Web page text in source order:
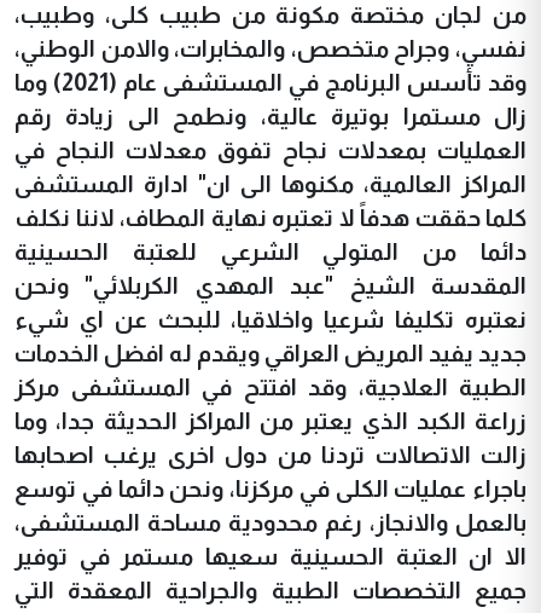
من لجان مختصة مكونة من طبيب كلى، وطبيب،
نفسي، وجراح متخصص، والمخابرات، والامن الوطني،
وقد تأسس البرنامج في المستشفى عام (2021) وما
زال مستمرا بوتيرة عالية، ونطمح الى زيادة رقم
العمليات بمعدلات نجاح تفوق معدلات النجاح في
المراكز العالمية، مكنوها الى ان" ادارة المستشفى
كلما حققت هدفاً لا تعتبره نهاية المطاف، لاننا نكلف
دائما من المتولي الشرعي للعتبة الحسينية
المقدسة الشيخ "عبد المهدي الكربلائي" ونحن
نعتبره تكليفا شرعيا واخلاقيا، للبحث عن اي شيء
جديد يفيد المريض العراقي ويقدم له افضل الخدمات
الطبية العلاجية، وقد افتتح في المستشفى مركز
زراعة الكبد الذي يعتبر من المراكز الحديثة جدا، وما
زالت الاتصالات تردنا من دول اخرى يرغب اصحابها
باجراء عمليات الكلى في مركزنا، ونحن دائما في توسع
بالعمل والانجاز، رغم محدودية مساحة المستشفى،
الا ان العتبة الحسينية سعيها مستمر في توفير
جميع التخصصات الطبية والجراحية المعقدة التي